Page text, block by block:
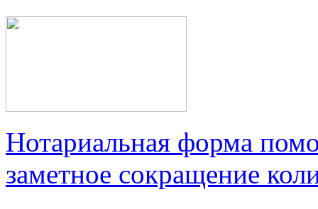
Нотариальная форма
заметное сокращение